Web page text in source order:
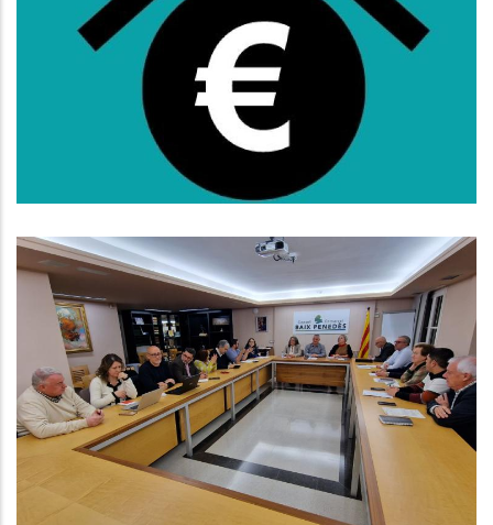
Subvencions Al Lloguer Per A
L'any 2025
S. socials
El Consell D’Alcaldes Del Baix
Penedès Exigeix Millorar El
Finançament Dels Serveis Socials
De La Comarca
S. socials